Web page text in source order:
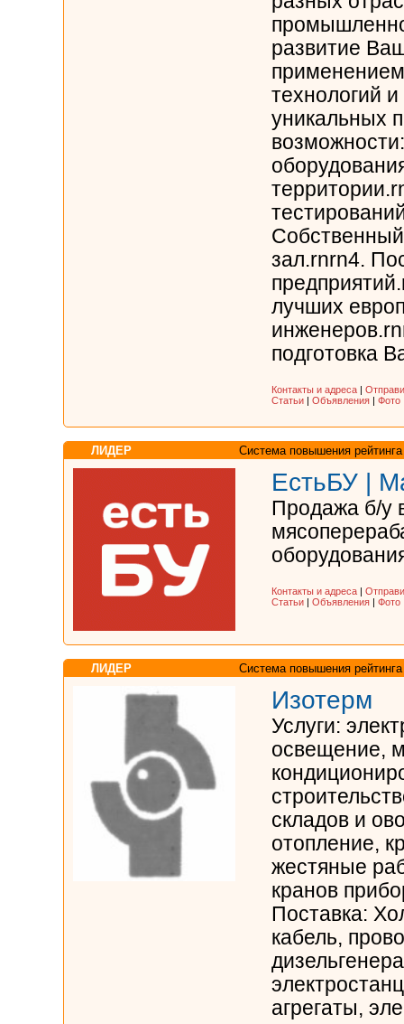
развитие
технологий
уникальных
зал.rnrn4.
лучших
подготовка
Контакты и адреса |
Статьи | Объявления | Фото
ЛИДЕР Система повышения рейтинга
ЕстьБУ |
Продажа б/у
Контакты и адреса |
Статьи | Объявления | Фото
ЛИДЕР Система повышения рейтинга
Изотерм
Услуги:
освещение,
складов и
отопление,
жестяные
кранов
Поставка:
кабель,
агрегаты,